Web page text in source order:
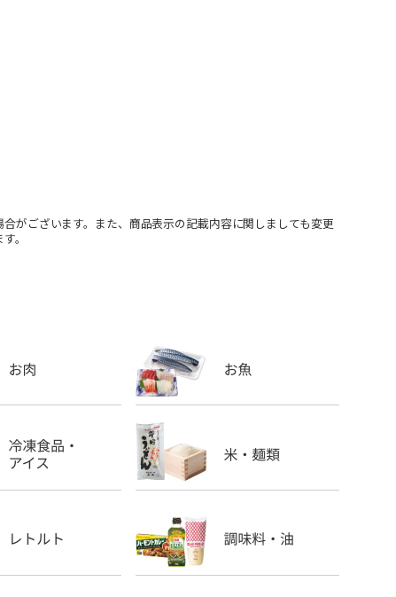
がございます。また、商品表示の記載内容に関しましても変更
。